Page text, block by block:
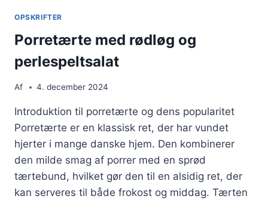
OPSKRIFTER
Porretærte med rødløg og
perlespeltsalat
Af 4. december 2024
Introduktion til porretærte og dens popularitet
Porretærte er en klassisk ret, der har vundet
hjerter i mange danske hjem. Den kombinerer
den milde smag af porrer med en sprød
tærtebund, hvilket gør den til en alsidig ret, der
kan serveres til både frokost og middag. Tærten